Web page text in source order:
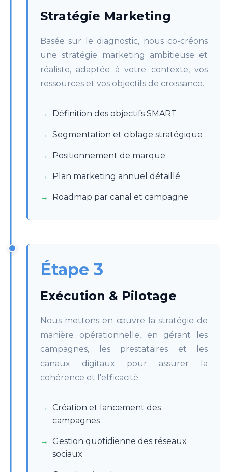
Stratégie Marketing
Basée sur le diagnostic, nous co-créons
une stratégie marketing ambitieuse et
réaliste, adaptée à votre contexte, vos
ressources et vos objectifs de croissance.
Définition des objectifs SMART
Segmentation et ciblage stratégique
Positionnement de marque
Plan marketing annuel détaillé
Roadmap par canal et campagne
Étape 3
Exécution & Pilotage
Nous mettons en œuvre la stratégie de
manière opérationnelle, en gérant les
campagnes, les prestataires et les
canaux digitaux pour assurer la
cohérence et l'efficacité.
Création et lancement des
campagnes
Gestion quotidienne des réseaux
sociaux